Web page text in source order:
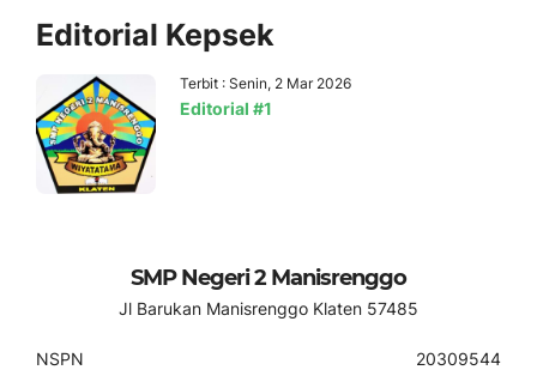
Editorial Kepsek
Terbit : Senin, 2 Mar 2026
Editorial #1
SMP Negeri 2 Manisrenggo
Jl Barukan Manisrenggo Klaten 57485
NSPN 20309544